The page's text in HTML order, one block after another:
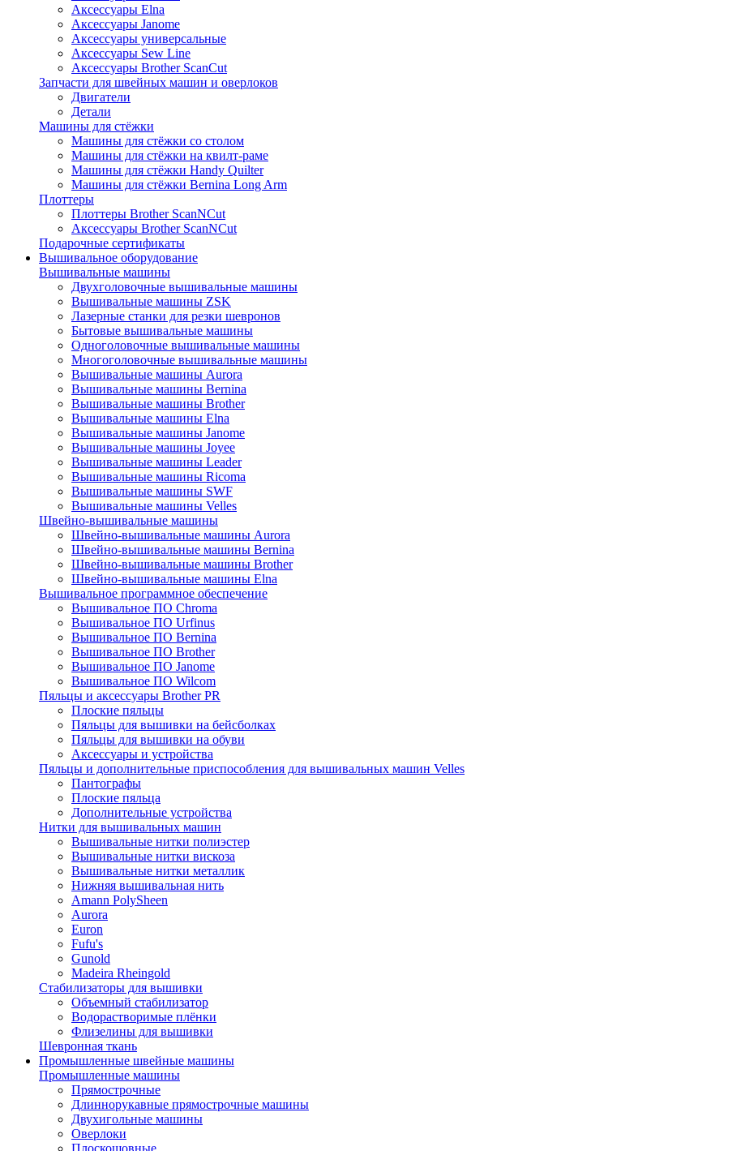
Аксессуары Elna
Аксессуары Janome
Аксессуары универсальные
Аксессуары Sew Line
Аксессуары Brother ScanCut
Запчасти для швейных машин и оверлоков
Двигатели
Детали
Машины для стёжки
Машины для стёжки со столом
Машины для стёжки на квилт-раме
Машины для стёжки Handy Quilter
Машины для стёжки Bernina Long Arm
Плоттеры
Плоттеры Brother ScanNCut
Аксессуары Brother ScanNCut
Подарочные сертификаты
Вышивальное оборудование
Вышивальные машины
Двухголовочные вышивальные машины
Вышивальные машины ZSK
Лазерные станки для резки шевронов
Бытовые вышивальные машины
Одноголовочные вышивальные машины
Многоголовочные вышивальные машины
Вышивальные машины Aurora
Вышивальные машины Bernina
Вышивальные машины Brother
Вышивальные машины Elna
Вышивальные машины Janome
Вышивальные машины Joyee
Вышивальные машины Leader
Вышивальные машины Ricoma
Вышивальные машины SWF
Вышивальные машины Velles
Швейно-вышивальные машины
Швейно-вышивальные машины Aurora
Швейно-вышивальные машины Bernina
Швейно-вышивальные машины Brother
Швейно-вышивальные машины Elna
Вышивальное программное обеспечение
Вышивальное ПО Chroma
Вышивальное ПО Urfinus
Вышивальное ПО Bernina
Вышивальное ПО Brother
Вышивальное ПО Janome
Вышивальное ПО Wilcom
Пяльцы и аксессуары Brother PR
Плоские пяльцы
Пяльцы для вышивки на бейсболках
Пяльцы для вышивки на обуви
Аксессуары и устройства
Пяльцы и дополнительные приспособления для вышивальных машин Velles
Пантографы
Плоские пяльца
Дополнительные устройства
Нитки для вышивальных машин
Вышивальные нитки полиэстер
Вышивальные нитки вискоза
Вышивальные нитки металлик
Нижняя вышивальная нить
Amann PolySheen
Aurora
Euron
Fufu's
Gunold
Madeira Rheingold
Стабилизаторы для вышивки
Объемный стабилизатор
Водорастворимые плёнки
Флизелины для вышивки
Шевронная ткань
Промышленные швейные машины
Промышленные машины
Прямострочные
Длиннорукавные прямострочные машины
Двухигольные машины
Оверлоки
Плоскошовные